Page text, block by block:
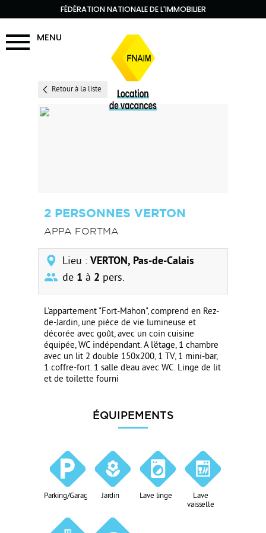
FÉDÉRATION NATIONALE DE L'IMMOBILIER
MENU
Retour à la liste
2 PERSONNES VERTON
APPA FORTMA
Lieu : VERTON, Pas-de-Calais
de 1 à 2 pers.
L'appartement "Fort-Mahon", comprend en Rez-
de-Jardin, une pièce de vie lumineuse et
décorée avec goût, avec un coin cuisine
équipée, WC indépendant. A l'étage, 1 chambre
avec un lit 2 double 150x200, 1 TV, 1 mini-bar,
1 coffre-fort. 1 salle d'eau avec WC. Linge de lit
et de toilette fourni
ÉQUIPEMENTS
Parking/Garage Jardin Lave linge
Lave
vaisselle